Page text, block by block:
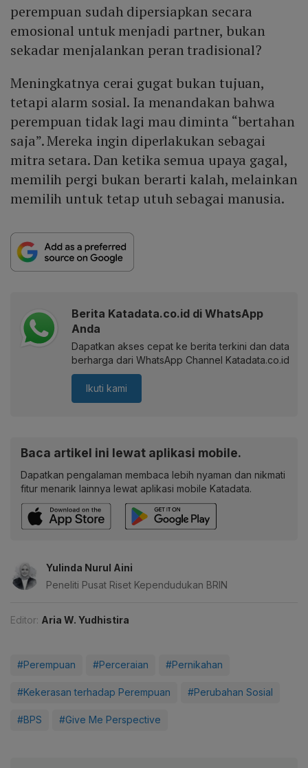
perempuan sudah dipersiapkan secara
emosional untuk menjadi partner, bukan
sekadar menjalankan peran tradisional?
Meningkatnya cerai gugat bukan tujuan,
tetapi alarm sosial. Ia menandakan bahwa
perempuan tidak lagi mau diminta “bertahan
saja”. Mereka ingin diperlakukan sebagai
mitra setara. Dan ketika semua upaya gagal,
memilih pergi bukan berarti kalah, melainkan
memilih untuk tetap utuh sebagai manusia.
Berita Katadata.co.id di WhatsApp
Anda
Dapatkan akses cepat ke berita terkini dan data
berharga dari WhatsApp Channel Katadata.co.id
Ikuti kami
Baca artikel ini lewat aplikasi mobile.
Dapatkan pengalaman membaca lebih nyaman dan nikmati
fitur menarik lainnya lewat aplikasi mobile Katadata.
Yulinda Nurul Aini
Peneliti Pusat Riset Kependudukan BRIN
Editor: Aria W. Yudhistira
#Perempuan #Perceraian #Pernikahan
#Kekerasan terhadap Perempuan #Perubahan Sosial
#BPS #Give Me Perspective